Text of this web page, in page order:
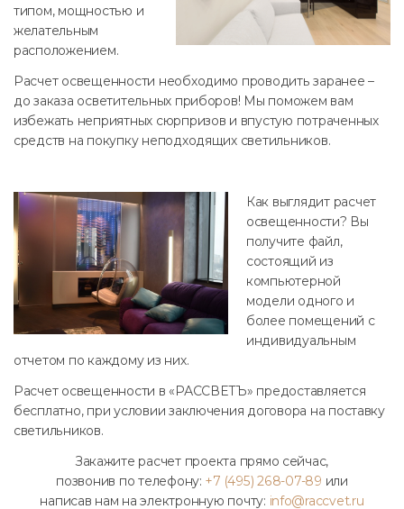
типом, мощностью и
желательным
расположением.
Расчет освещенности необходимо проводить заранее –
до заказа осветительных приборов! Мы поможем вам
избежать неприятных сюрпризов и впустую потраченных
средств на покупку неподходящих светильников.
Как выглядит расчет
освещенности? Вы
получите файл,
состоящий из
компьютерной
модели одного и
более помещений с
индивидуальным
отчетом по каждому из них.
Расчет освещенности в «РАССВЕТЪ» предоставляется
бесплатно, при условии заключения договора на поставку
светильников.
Закажите расчет проекта прямо сейчас,
позвонив по телефону: +7 (495) 268-07-89 или
написав нам на электронную почту: info@raccvet.ru